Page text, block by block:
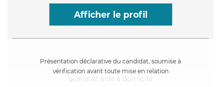
Afficher le profil
Présentation déclarative du candidat, soumise à
vérification avant toute mise en relation